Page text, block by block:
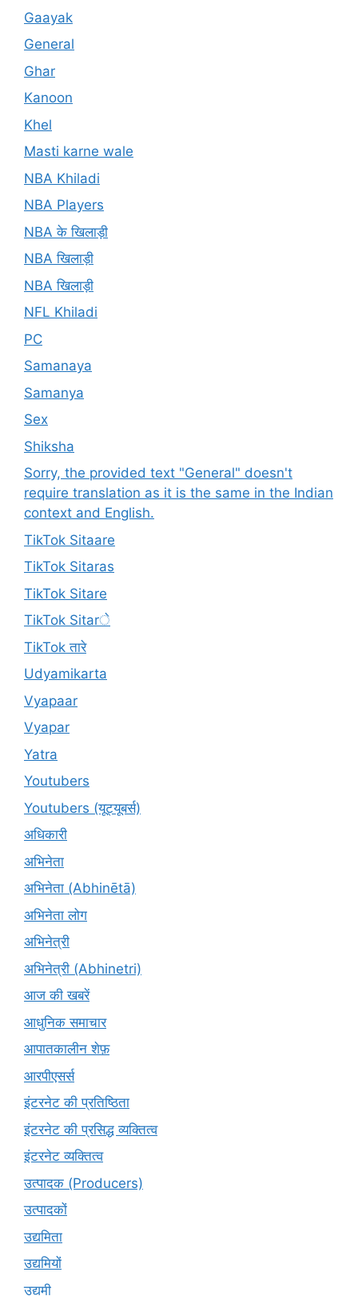
Gaayak
General
Ghar
Kanoon
Khel
Masti karne wale
NBA Khiladi
NBA Players
NBA के खिलाड़ी
NBA खिलाड़ी
NBA खिलाड़ी
NFL Khiladi
PC
Samanaya
Samanya
Sex
Shiksha
Sorry, the provided text "General" doesn't
require translation as it is the same in the Indian
context and English.
TikTok Sitaare
TikTok Sitaras
TikTok Sitare
TikTok Sitarे
TikTok तारे
Udyamikarta
Vyapaar
Vyapar
Yatra
Youtubers
Youtubers (यूट्यूबर्स)
अधिकारी
अभिनेता
अभिनेता (Abhinētā)
अभिनेता लोग
अभिनेत्री
अभिनेत्री (Abhinetri)
आज की खबरें
आधुनिक समाचार
आपातकालीन शेफ़
आरपीएसर्स
इंटरनेट की प्रतिष्ठिता
इंटरनेट की प्रसिद्ध व्यक्तित्व
इंटरनेट व्यक्तित्व
उत्पादक (Producers)
उत्पादकों
उद्यमिता
उद्यमियों
उद्यमी